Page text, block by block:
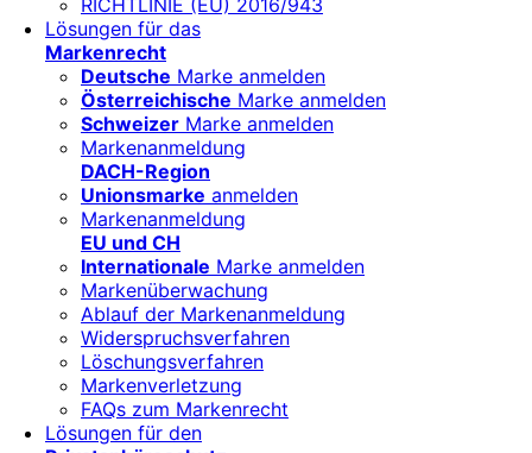
RICHTLINIE (EU) 2016/943
Lösungen für das
Markenrecht
Deutsche Marke anmelden
Österreichische Marke anmelden
Schweizer Marke anmelden
Markenanmeldung
DACH-Region
Unionsmarke anmelden
Markenanmeldung
EU und CH
Internationale Marke anmelden
Markenüberwachung
Ablauf der Markenanmeldung
Widerspruchsverfahren
Löschungsverfahren
Markenverletzung
FAQs zum Markenrecht
Lösungen für den